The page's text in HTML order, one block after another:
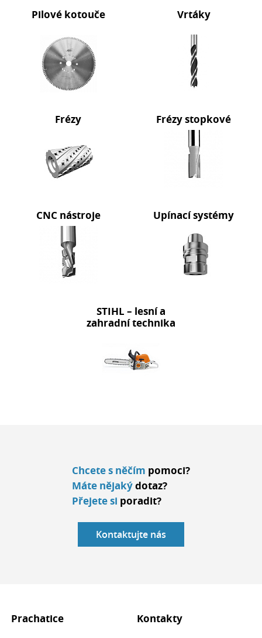
Pilové kotouče Vrtáky
Frézy Frézy stopkové
CNC nástroje Upínací systémy
STIHL – lesní a
zahradní technika
Chcete s něčím pomoci?
Máte nějakýdotaz?
Přejete si poradit?
Kontaktujte nás
Prachatice Kontakty